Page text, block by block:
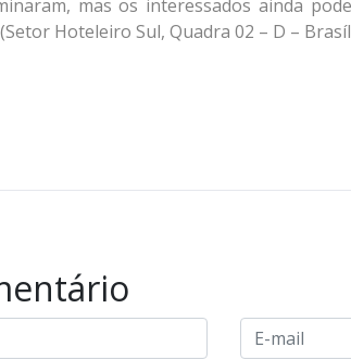
mas os interessados ainda
Hoteleiro Sul, Quadra 02 – D –